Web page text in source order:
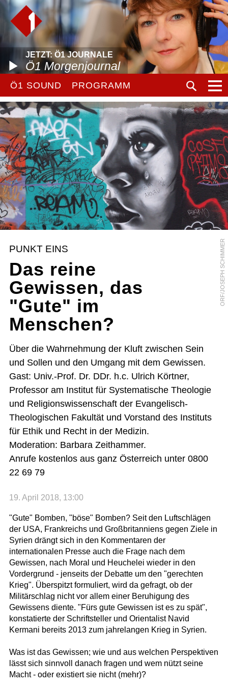
JETZT: Ö1 JOURNALE
Ö1 Morgenjournal
Ö1 SOUND PROGRAMM
ORF/JOSEPH SCHIMMER
PUNKT EINS
Das reine
Gewissen, das
"Gute" im
Menschen?
Über die Wahrnehmung der Kluft zwischen Sein
und Sollen und den Umgang mit dem Gewissen.
Gast: Univ.-Prof. Dr. DDr. h.c. Ulrich Körtner,
Professor am Institut für Systematische Theologie
und Religionswissenschaft der Evangelisch-
Theologischen Fakultät und Vorstand des Instituts
für Ethik und Recht in der Medizin.
Moderation: Barbara Zeithammer.
Anrufe kostenlos aus ganz Österreich unter 0800
22 69 79
19. April 2018, 13:00
"Gute" Bomben, "böse" Bomben? Seit den Luftschlägen
der USA, Frankreichs und Großbritanniens gegen Ziele in
Syrien drängt sich in den Kommentaren der
internationalen Presse auch die Frage nach dem
Gewissen, nach Moral und Heuchelei wieder in den
Vordergrund - jenseits der Debatte um den "gerechten
Krieg". Überspitzt formuliert, wird da gefragt, ob der
Militärschlag nicht vor allem einer Beruhigung des
Gewissens diente. "Fürs gute Gewissen ist es zu spät",
konstatierte der Schriftsteller und Orientalist Navid
Kermani bereits 2013 zum jahrelangen Krieg in Syrien.
Was ist das Gewissen; wie und aus welchen Perspektiven
lässt sich sinnvoll danach fragen und wem nützt seine
Macht - oder existiert sie nicht (mehr)?